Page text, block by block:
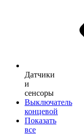
Датчики
и
сенсоры
Выключатель
концевой
Показать
все